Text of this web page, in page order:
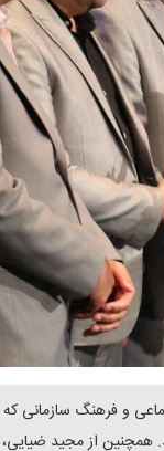
و فرهنگ سازمانی
از مجید ضیایی،